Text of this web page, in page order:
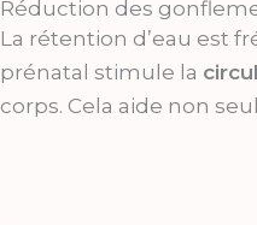
Réduction des
La rétention d’eau est
prénatal stimule la
corps. Cela aide non